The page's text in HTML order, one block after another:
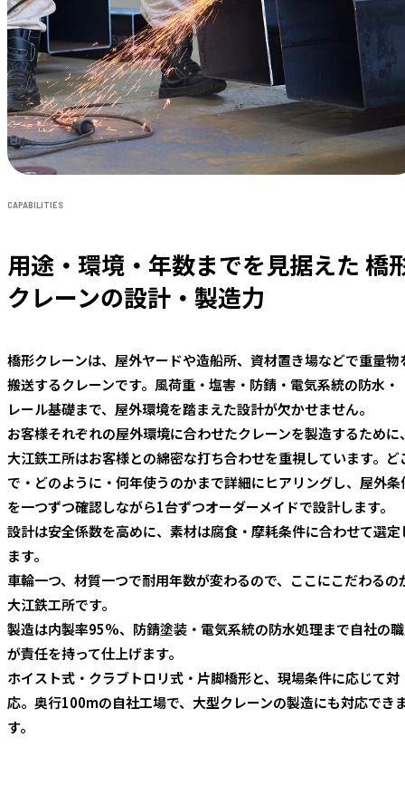
CAPABILITIES
用途・環境・年数までを見据えた 橋
クレーンの設計・製造力
橋形クレーンは、屋外ヤードや造船所、資材置き場などで重量物
搬送するクレーンです。風荷重・塩害・防錆・電気系統の防水・
レール基礎まで、屋外環境を踏まえた設計が欠かせません。
お客様それぞれの屋外環境に合わせたクレーンを製造するために
大江鉄工所はお客様との綿密な打ち合わせを重視しています。ど
で・どのように・何年使うのかまで詳細にヒアリングし、屋外条
を一つずつ確認しながら1台ずつオーダーメイドで設計します。
設計は安全係数を高めに、素材は腐食・摩耗条件に合わせて選定
ます。
車輪一つ、材質一つで耐用年数が変わるので、ここにこだわるの
大江鉄工所です。
製造は内製率95%、防錆塗装・電気系統の防水処理まで自社の
が責任を持って仕上げます。
ホイスト式・クラブトロリ式・片脚橋形と、現場条件に応じて対
応。奥行100mの自社工場で、大型クレーンの製造にも対応でき
す。